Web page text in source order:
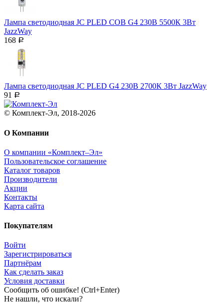
Лампа светодиодная JC PLED COB G4 230В 5500К 3Вт
JazzWay
168 Р
Лампа светодиодная JC PLED G4 230В 2700К 3Вт JazzWay
91
Р
© Комплект-Эл, 2018-2026
О Компании
О компании «Комплект–Эл»
Пользовательское соглашение
Каталог товаров
Производители
Акции
Контакты
Карта сайта
Покупателям
Войти
Зарегистрироваться
Партнёрам
Как сделать заказ
Условия доставки
Сообщить об ошибке! (Ctrl+Enter)
Не нашли, что искали?